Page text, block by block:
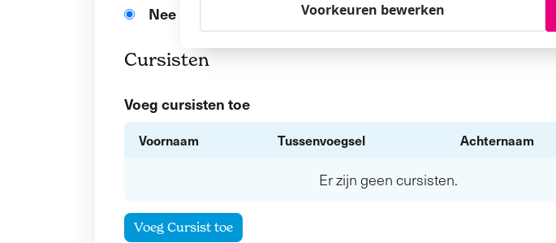
Nee
Cursisten
Voeg cursisten toe
Voornaam Tussenvoegsel Achternaam
Er zijn geen cursisten.
Voeg Cursist toe
Voorkeuren bewerken